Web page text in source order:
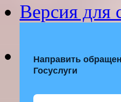
Версия для
Направить
Госуслуги